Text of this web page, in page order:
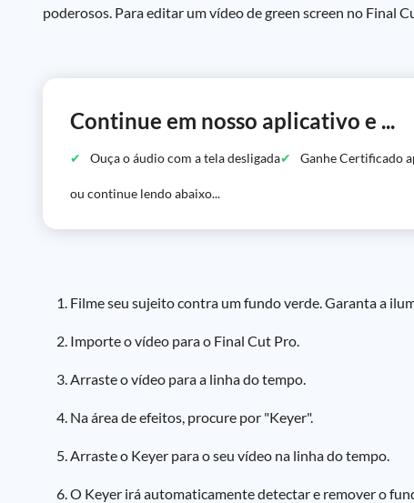
poderosos. Para editar um vídeo de green screen no Final
Continue em nosso aplicativo e ...
Ouça o áudio com a tela desligada Ganhe Certificado
ou continue lendo abaixo...
Filme seu sujeito contra um fundo verde. Garanta a
Importe o vídeo para o Final Cut Pro.
Arraste o vídeo para a linha do tempo.
Na área de efeitos, procure por "Keyer".
Arraste o Keyer para o seu vídeo na linha do tempo.
O Keyer irá automaticamente detectar e remover o